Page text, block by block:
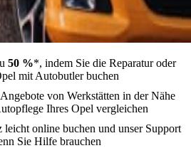
50 %*, indem Sie die Reparatur oder
mit Autobutler buchen
von Werkstätten in der Nähe
Ihres Opel vergleichen
leicht online buchen und unser Support
Sie Hilfe brauchen